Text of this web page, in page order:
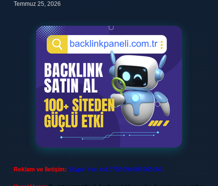
Temmuz 25, 2026
Reklam ve İletişim: Skype: live:.cid.575569c608265c69